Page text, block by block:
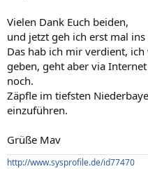
Vielen Dank Euch beiden,
und jetzt geh ich erst mal
Das hab ich mir verdient,
geben, geht aber via
noch.
Zäpfle im tiefsten
einzuführen.
Grüße Mav
http://www.sysprofile.de/id77470